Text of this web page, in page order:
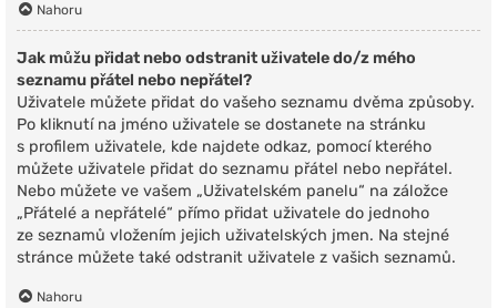
Nahoru
Jak můžu přidat nebo odstranit uživatele do/z mého
seznamu přátel nebo nepřátel?
Uživatele můžete přidat do vašeho seznamu dvěma způsoby.
Po kliknutí na jméno uživatele se dostanete na stránku
s profilem uživatele, kde najdete odkaz, pomocí kterého
můžete uživatele přidat do seznamu přátel nebo nepřátel.
Nebo můžete ve vašem „Uživatelském panelu“ na záložce
„Přátelé a nepřátelé“ přímo přidat uživatele do jednoho
ze seznamů vložením jejich uživatelských jmen. Na stejné
stránce můžete také odstranit uživatele z vašich seznamů.
Nahoru